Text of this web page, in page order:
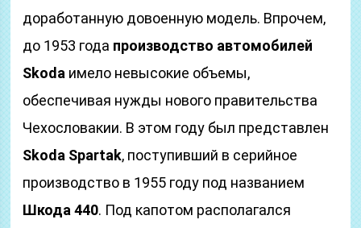
доработанную довоенную модель. Впрочем,
до 1953 года производство автомобилей
Skoda имело невысокие объемы,
обеспечивая нужды нового правительства
Чехословакии. В этом году был представлен
Skoda Spartak, поступивший в серийное
производство в 1955 году под названием
Шкода 440. Под капотом располагался